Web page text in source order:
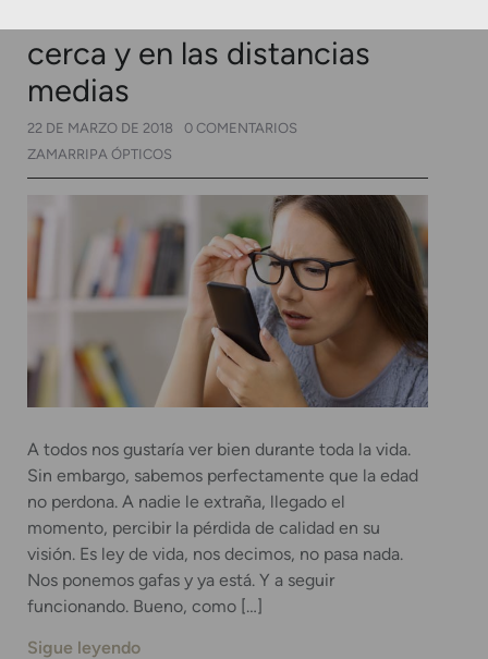
cerca y en las distancias
medias
22 DE MARZO DE 2018
0 COMENTARIOS
ZAMARRIPA ÓPTICOS
A todos nos gustaría ver bien durante toda la vida.
Sin embargo, sabemos perfectamente que la edad
no perdona. A nadie le extraña, llegado el
momento, percibir la pérdida de calidad en su
visión. Es ley de vida, nos decimos, no pasa nada.
Nos ponemos gafas y ya está. Y a seguir
funcionando. Bueno, como […]
Sigue leyendo